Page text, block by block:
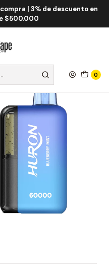
| 3% de descuento en
$500.000
0
60.000 Puff
Mint 60000 Puff